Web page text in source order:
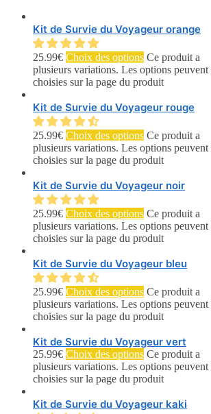
Kit de Survie du Voyageur orange
25.99€ Choix des options Ce produit a
plusieurs variations. Les options peuvent
choisies sur la page du produit
Kit de Survie du Voyageur rouge
25.99€ Choix des options Ce produit a
plusieurs variations. Les options peuvent
choisies sur la page du produit
Kit de Survie du Voyageur noir
25.99€ Choix des options Ce produit a
plusieurs variations. Les options peuvent
choisies sur la page du produit
Kit de Survie du Voyageur bleu
25.99€ Choix des options Ce produit a
plusieurs variations. Les options peuvent
choisies sur la page du produit
Kit de Survie du Voyageur vert
25.99€ Choix des options Ce produit a
plusieurs variations. Les options peuvent
choisies sur la page du produit
Kit de Survie du Voyageur kaki